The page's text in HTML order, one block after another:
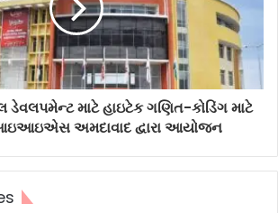
ડેવલપમેન્ટ માટે હાઇટેક ગણિત-કોડિંગ માટે
અમદાવાદ દ્વારા આયોજન